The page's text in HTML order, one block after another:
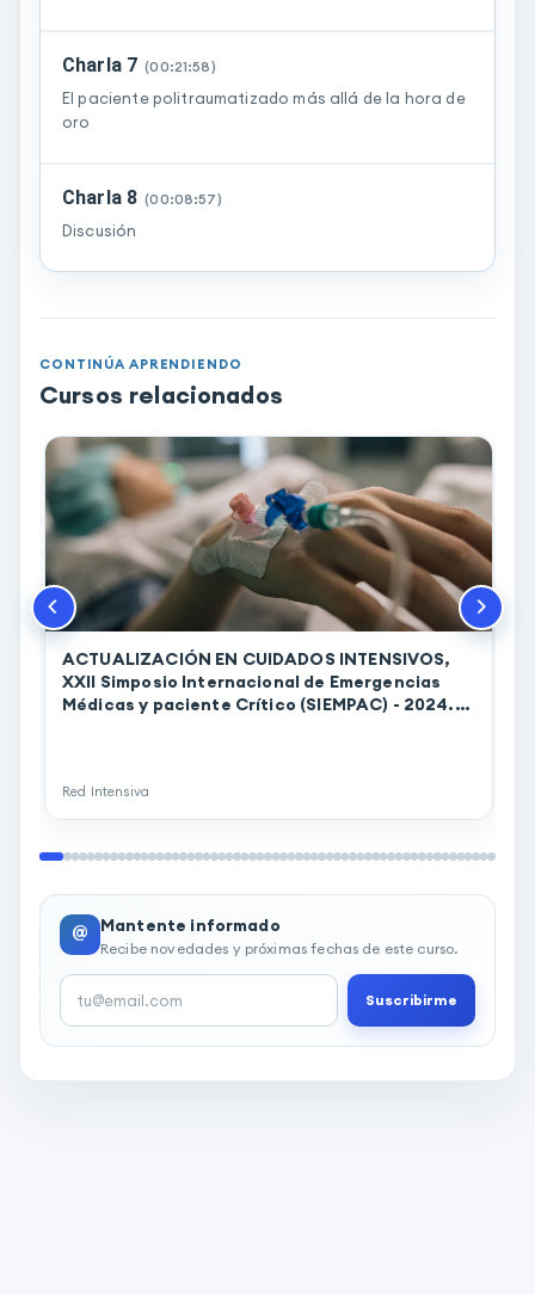
Charla 7 (00:21:58)
El paciente politraumatizado más allá de la hora de
oro
Charla 8 (00:08:57)
Discusión
CONTINÚA APRENDIENDO
Cursos relacionados
ACTUALIZACIÓN EN CUIDADOS INTENSIVOS,
XXII Simposio Internacional de Emergencias
Médicas y paciente Crítico (SIEMPAC) - 2024.
Red Intensiva
@ Mantente informado
Recibe novedades y próximas fechas de este curso.
Suscribirme